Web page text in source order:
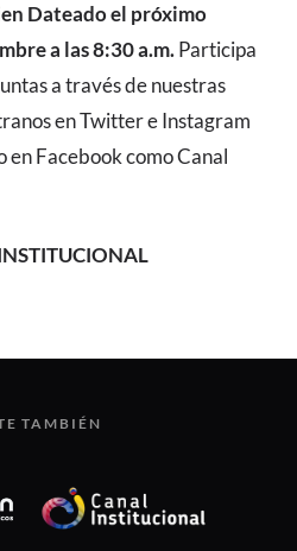
Dateado el próximo
a las 8:30 a.m.Participa
a través de nuestras
en Twitter e Instagram
en Facebook como Canal
TAMBIÉN